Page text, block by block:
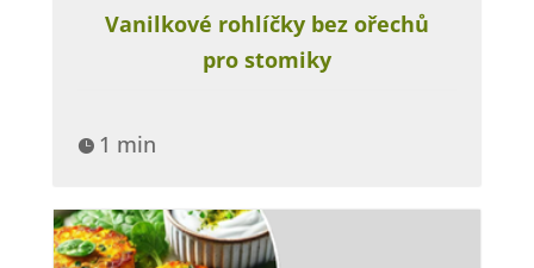
Vanilkové rohlíčky bez ořechů
pro stomiky
 1 min